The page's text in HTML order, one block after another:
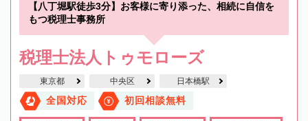
【八丁堀駅徒歩3分】お客様に寄り添った、相続に自信を
もつ税理士事務所
税理士法人トゥモローズ
東京都 中央区 日本橋駅
全国対応 初回相談無料